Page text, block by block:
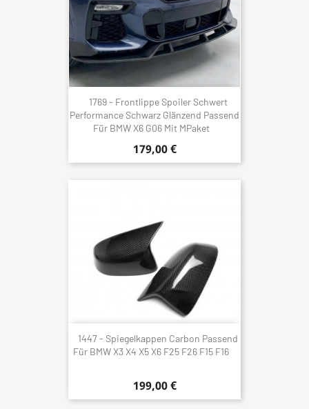
1769 - Frontlippe Spoiler Schwert
Performance Schwarz Glänzend Passend
Für BMW X6 G06 Mit MPaket
179,00 €
1447 - Spiegelkappen Carbon Passend
Für BMW X3 X4 X5 X6 F25 F26 F15 F16
199,00 €